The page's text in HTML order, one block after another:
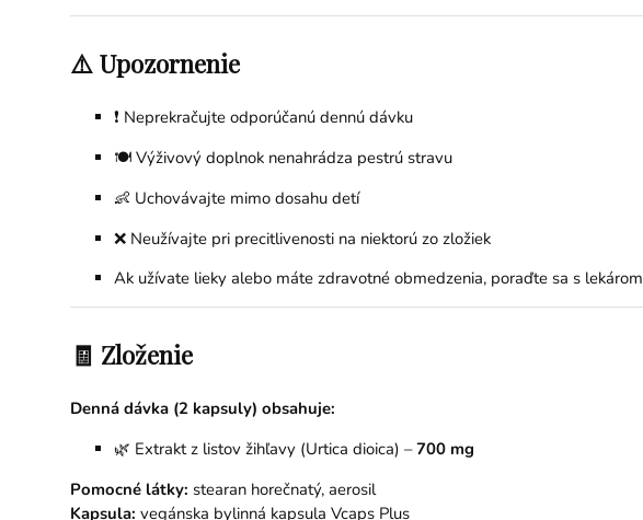
⚠️ Upozornenie
❗ Neprekračujte odporúčanú dennú dávku
🍽️ Výživový doplnok nenahrádza pestrú stravu
👶 Uchovávajte mimo dosahu detí
❌ Neužívajte pri precitlivenosti na niektorú zo zložiek
Ak užívate lieky alebo máte zdravotné obmedzenia, poraďte sa s lekárom
🧾 Zloženie
Denná dávka (2 kapsuly) obsahuje:
🌿 Extrakt z listov žihľavy (Urtica dioica) –700 mg
Pomocné látky: stearan horečnatý, aerosil
Kapsula: vegánska bylinná kapsula Vcaps Plus